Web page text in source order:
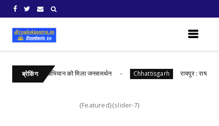
ब्रेकिंग
माँ के नाम’ अभियान को मिला जनसमर्थन Chhattisgarh रायपुर : राष्ट्रीय
{Featured}{slider-7}